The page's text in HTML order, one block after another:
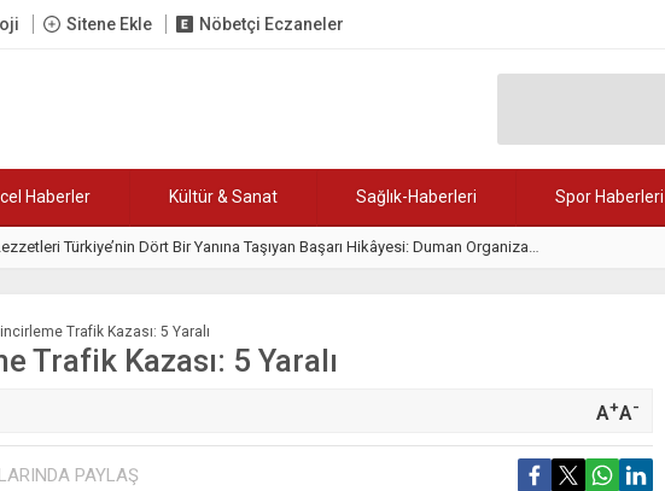
Sitene Ekle Nöbetçi Eczaneler
Haberler Kültür & Sanat Sağlık-Haberleri Spor Haberleri
Türkiye’nin Dört Bir Yanına Taşıyan Başarı Hikâyesi: Duman Organizasyon
Trafik Kazası: 5 Yaralı
Trafik Kazası: 5 Yaralı
A+A-
PAYLAŞ